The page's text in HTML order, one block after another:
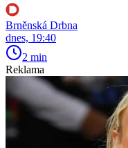
Brněnská Drbna
dnes, 19:40
2 min
Reklama